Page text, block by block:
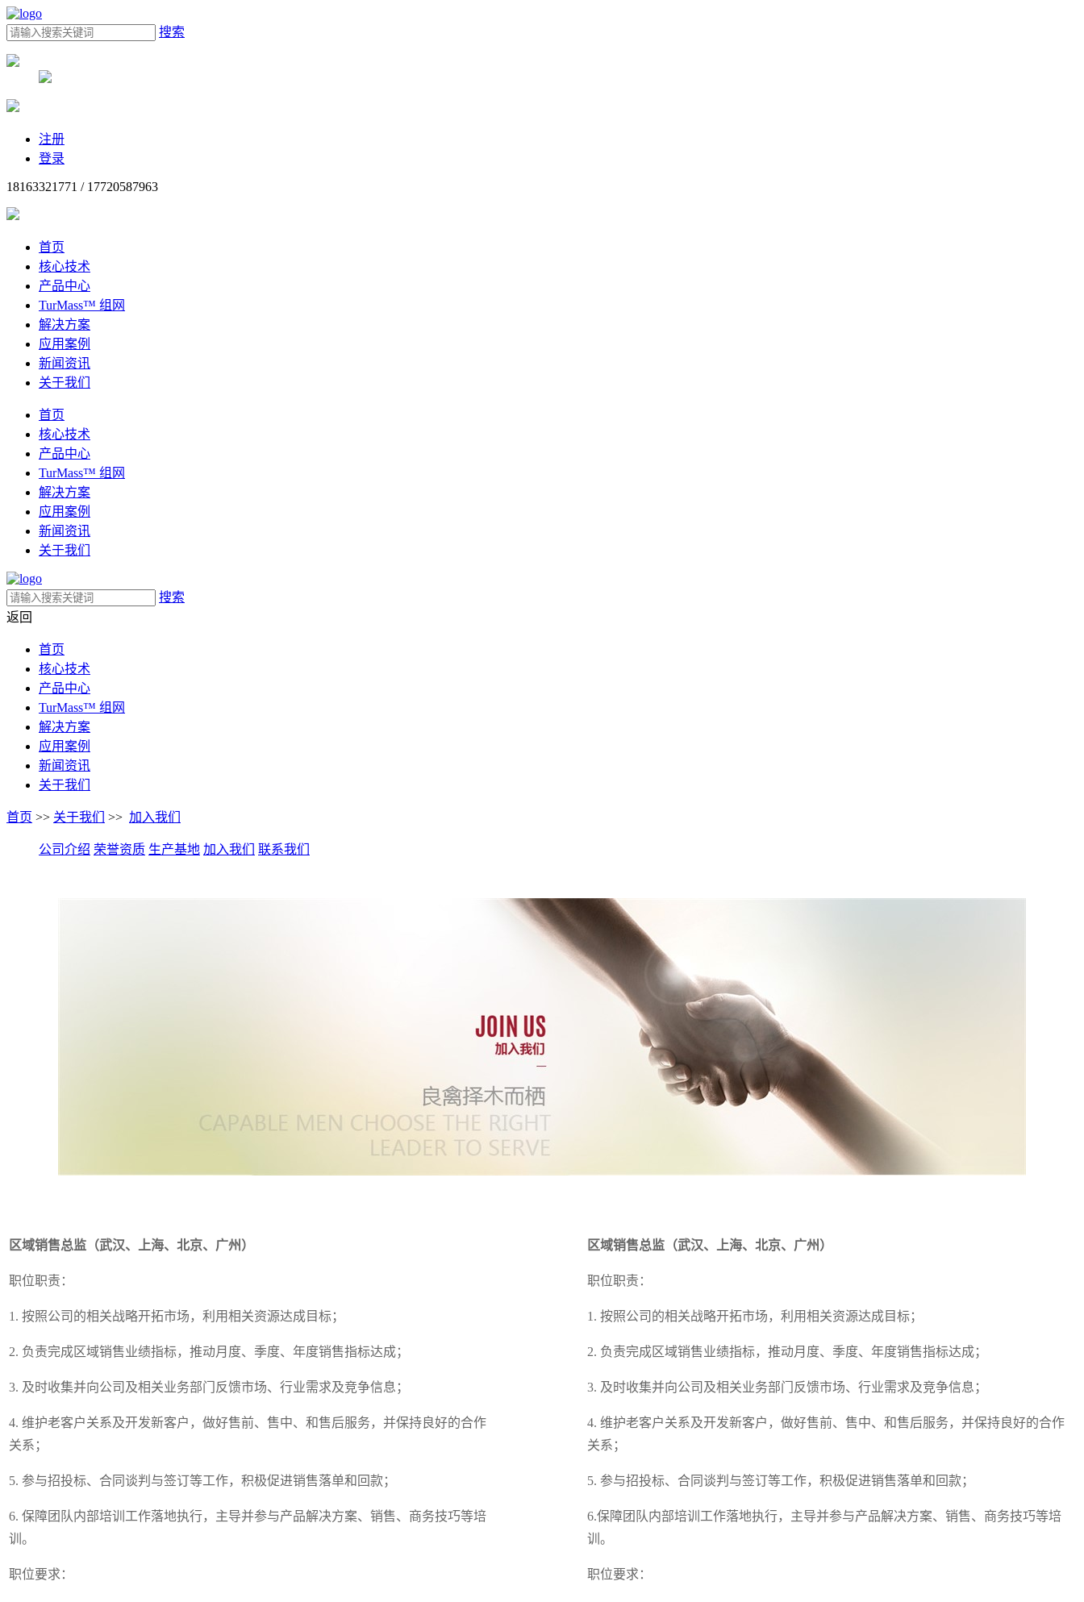
搜索
注册
登录
18163321771 / 17720587963
首页
核心技术
产品中心
TurMass™ 组网
解决方案
应用案例
新闻资讯
关于我们
首页
核心技术
产品中心
TurMass™ 组网
解决方案
应用案例
新闻资讯
关于我们
搜索
返回
首页
核心技术
产品中心
TurMass™ 组网
解决方案
应用案例
新闻资讯
关于我们
首页 >> 关于我们 >> 加入我们
公司介绍 荣誉资质 生产基地 加入我们 联系我们
区域销售总监（武汉、上海、北京、广州）
职位职责：
1. 按照公司的相关战略开拓市场，利用相关资源达成目标；
2. 负责完成区域销售业绩指标，推动月度、季度、年度销售指标达成；
3. 及时收集并向公司及相关业务部门反馈市场、行业需求及竞争信息；
4. 维护老客户关系及开发新客户，做好售前、售中、和售后服务，并保持良好的合作
关系；
5. 参与招投标、合同谈判与签订等工作，积极促进销售落单和回款；
6. 保障团队内部培训工作落地执行，主导并参与产品解决方案、销售、商务技巧等培
训。
职位要求：
区域销售总监（武汉、上海、北京、广州）
职位职责：
1. 按照公司的相关战略开拓市场，利用相关资源达成目标；
2. 负责完成区域销售业绩指标，推动月度、季度、年度销售指标达成；
3. 及时收集并向公司及相关业务部门反馈市场、行业需求及竞争信息；
4. 维护老客户关系及开发新客户，做好售前、售中、和售后服务，并保持良好的合作
关系；
5. 参与招投标、合同谈判与签订等工作，积极促进销售落单和回款；
6.保障团队内部培训工作落地执行，主导并参与产品解决方案、销售、商务技巧等培
训。
职位要求：